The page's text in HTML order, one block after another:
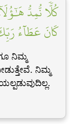
كُلّٗا نُّمِدُّ
كَانَ عَطَآءُ رَبِّكَ
ನಿಮ್ಮ
ನಿಮ್ಮ